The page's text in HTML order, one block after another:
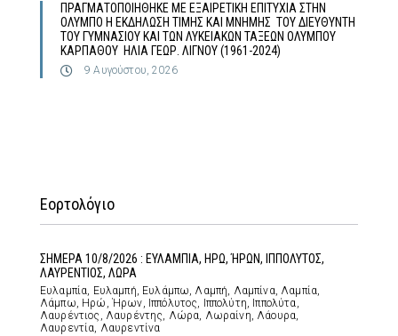
ΠΡΑΓΜΑΤΟΠΟΙΗΘΗΚΕ ΜΕ ΕΞΑΙΡΕΤΙΚΗ ΕΠΙΤΥΧΙΑ ΣΤΗΝ
ΟΛΥΜΠΟ Η ΕΚΔΗΛΩΣΗ ΤΙΜΗΣ ΚΑΙ ΜΝΗΜΗΣ ΤΟΥ ΔΙΕΥΘΥΝΤΗ
ΤΟΥ ΓΥΜΝΑΣΙΟΥ ΚΑΙ ΤΩΝ ΛΥΚΕΙΑΚΩΝ ΤΑΞΕΩΝ ΟΛΥΜΠΟΥ
ΚΑΡΠΑΘΟΥ ΗΛΙΑ ΓΕΩΡ. ΛΙΓΝΟΥ (1961-2024)
9 Αυγούστου, 2026
Εορτολόγιο
ΣΗΜΕΡΑ 10/8/2026 : ΕΥΛΑΜΠΙΑ, ΗΡΩ, ΉΡΩΝ, ΙΠΠΟΛΥΤΟΣ,
ΛΑΥΡΕΝΤΙΟΣ, ΛΩΡΑ
Ευλαμπία, Ευλαμπή, Ευλάμπω, Λαμπή, Λαμπίνα, Λαμπία,
Λάμπω, Ηρώ, Ήρων, Ιππόλυτος, Ιππολύτη, Ιππολύτα,
Λαυρέντιος, Λαυρέντης, Λώρα, Λωραίνη, Λάουρα,
Λαυρεντία, Λαυρεντίνα